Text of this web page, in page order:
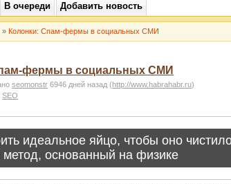
В очереди Добавить новость
»Колонки: Спам-фермы в социальных СМИ
фермы в социальных СМИ
seomonstr 6946 дней назад(http://www.habrahabr.ru)
SEO